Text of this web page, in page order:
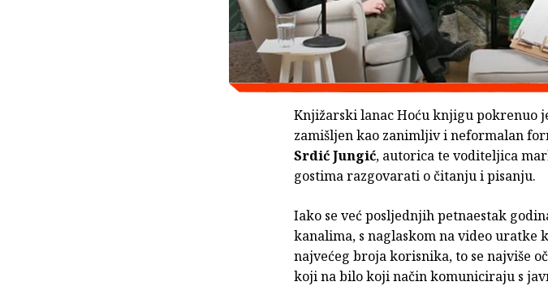
Knjižarski lanac Hoću knjigu pokrenuo
zamišljen kao zanimljiv i neformalan
Srdić Jungić, autorica te voditeljica
gostima razgovarati o čitanju i pisanju.
Iako se već posljednjih petnaestak
kanalima, s naglaskom na video uratke
najvećeg broja korisnika, to se najviše
koji na bilo koji način komuniciraju s